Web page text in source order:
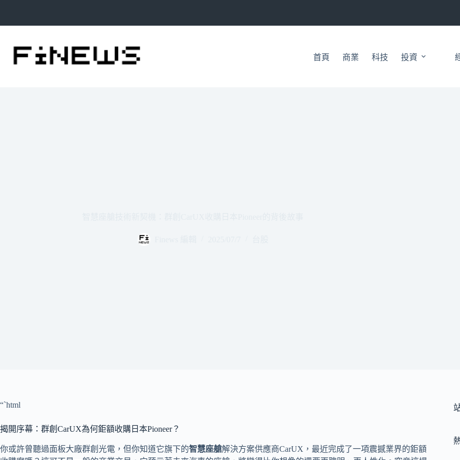
首頁 商業 科技 投資
“`html
揭開序幕：群創CarUX為何鉅額收購日本Pioneer？
你或許曾聽過面板大廠群創光電，但你知道它旗下的智慧座艙解決方案供應商CarUX，最近完成了一項震撼業界的鉅額